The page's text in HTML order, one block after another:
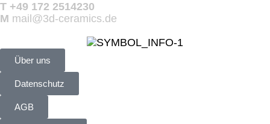
T +49 172 2514230
M mail@3d-ceramics.de
Über uns
Datenschutz
AGB